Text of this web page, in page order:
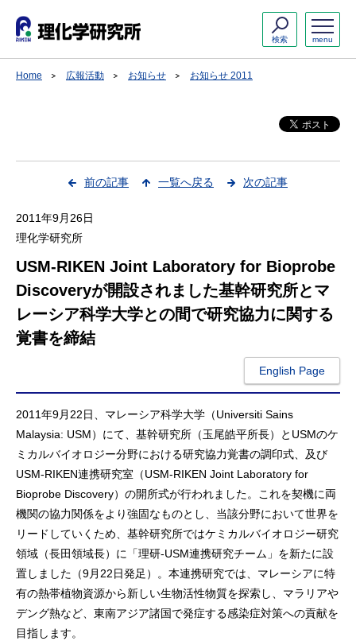
menu
検索
Home 広報活動 お知らせ お知らせ 2011
前の記事 一覧へ戻る 次の記事
2011年9月26日
理化学研究所
USM-RIKEN Joint Laboratory for Bioprobe
Discoveryが開設されました基幹研究所とマ
レーシア科学大学との間で研究協力に関する
覚書を締結
English Page
2011年9月22日、マレーシア科学大学（Universiti Sains
Malaysia: USM）にて、基幹研究所（玉尾皓平所長）とUSMのケ
ミカルバイオロジー分野における研究協力覚書の調印式、及び
USM-RIKEN連携研究室（USM-RIKEN Joint Laboratory for
Bioprobe Discovery）の開所式が行われました。これを契機に両
機関の協力関係をより強固なものとし、当該分野において世界を
リードしていくため、基幹研究所ではケミカルバイオロジー研究
領域（長田領域長）に「理研-USM連携研究チーム」を新たに設
置しました（9月22日発足）。本連携研究では、マレーシアに特
有の熱帯植物資源から新しい生物活性物質を探索し、マラリアや
デング熱など、東南アジア諸国で発症する感染症対策への貢献を
目指します。